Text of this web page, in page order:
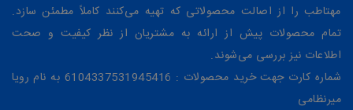
مهتاطب را از اصالت محصولاتی که تهیه می‌کنند کاملاً مطمئن سازد.
تمام محصولات پیش از ارائه به مشتریان از نظر کیفیت و صحت
اطلاعات نیز بررسی می‌شوند.
شماره کارت جهت خرید محصولات : 6104337531945416 به نام رویا
میرنظامی